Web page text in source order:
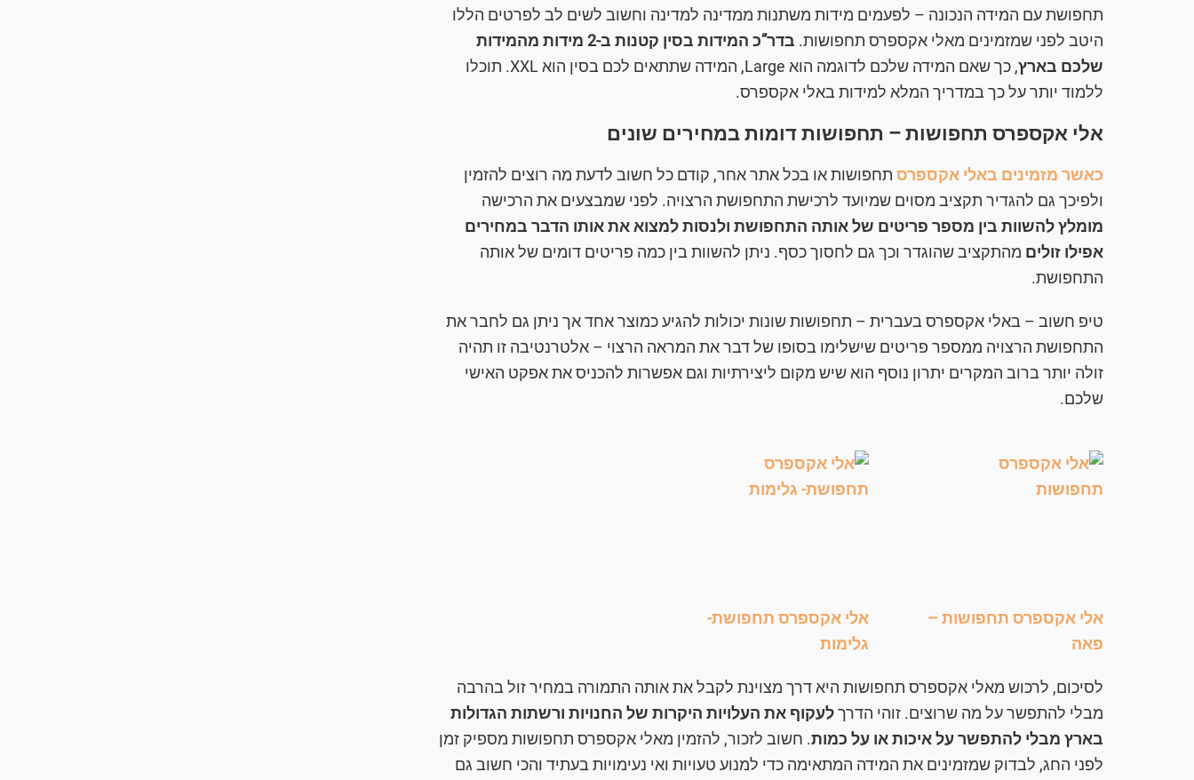
תחפושת עם המידה הנכונה – לפעמים מידות משתנות ממדינה למדינה וחשוב לשים לב לפרטים הללו
היטב לפני שמזמינים מאלי אקספרס תחפושות.
בדר”כ המידות בסין קטנות ב-2 מידות מהמידות
שלכם בארץ
, כך שאם המידה שלכם לדוגמה הוא Large, המידה שתתאים לכם בסין הוא XXL. תוכלו
ללמוד יותר על כך במדריך המלא למידות באלי אקספרס.
אלי אקספרס תחפושות – תחפושות דומות במחירים שונים
כאשר מזמינים באלי אקספרס תחפושות או בכל אתר אחר, קודם כל חשוב לדעת מה רוצים להזמין
ולפיכך גם להגדיר תקציב מסוים שמיועד לרכישת התחפושת הרצויה. לפני שמבצעים את הרכישה
מומלץ להשוות בין מספר פריטים של אותה התחפושת ולנסות למצוא את אותו הדבר במחירים
אפילו זולים מהתקציב שהוגדר וכך גם לחסוך כסף. ניתן להשוות בין כמה פריטים דומים של אותה
התחפושת.
טיפ חשוב – באלי אקספרס בעברית – תחפושות שונות יכולות להגיע כמוצר אחד אך ניתן גם לחבר את
התחפושת הרצויה ממספר פריטים שישלימו בסופו של דבר את המראה הרצוי – אלטרנטיבה זו תהיה
זולה יותר ברוב המקרים יתרון נוסף הוא שיש מקום ליצירתיות וגם אפשרות להכניס את אפקט האישי
שלכם.
אלי אקספרס תחפושות –
פאה
אלי אקספרס תחפושת-
גלימות
לסיכום, לרכוש מאלי אקספרס תחפושות היא דרך מצוינת לקבל את אותה התמורה במחיר זול בהרבה
מבלי להתפשר על מה שרוצים. זוהי הדרךלעקוף את העלויות היקרות של החנויות ורשתות הגדולות
בארץ מבלי להתפשר על איכות או על כמות. חשוב לזכור, להזמין מאלי אקספרס תחפושות מספיק זמן
לפני החג, לבדוק שמזמינים את המידה המתאימה כדי למנוע טעויות ואי נעימויות בעתיד והכי חשוב גם